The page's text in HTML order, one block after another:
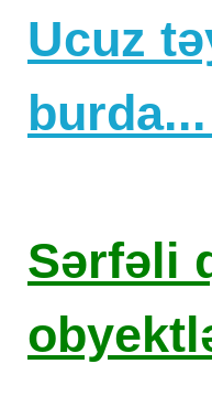
Ucuz
Sərfəli